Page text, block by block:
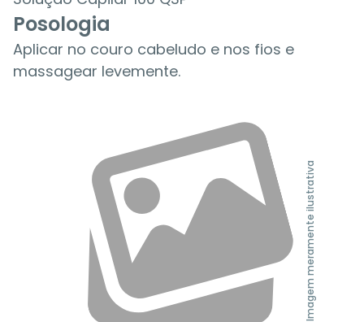
Posologia
Aplicar no couro cabeludo e nos fios e
massagear levemente.
Imagem meramente ilustrativa